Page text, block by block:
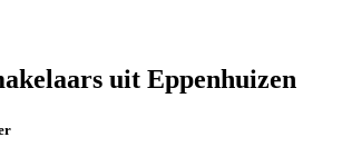
uit Eppenhuizen